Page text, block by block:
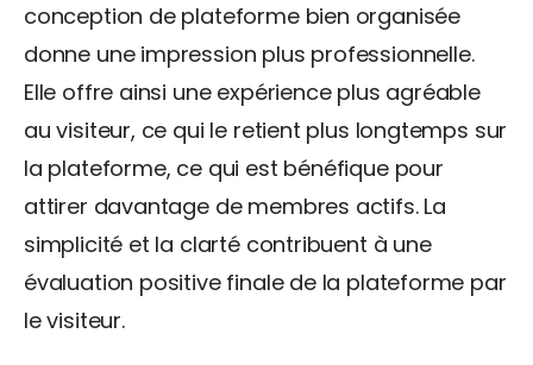
conception de plateforme bien organisée
donne une impression plus professionnelle.
Elle offre ainsi une expérience plus agréable
au visiteur, ce qui le retient plus longtemps sur
la plateforme, ce qui est bénéfique pour
attirer davantage de membres actifs. La
simplicité et la clarté contribuent à une
évaluation positive finale de la plateforme par
le visiteur.